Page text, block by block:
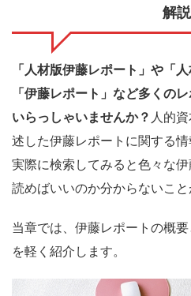
解説
「人材版伊藤レポート」や「
「伊藤レポート」など多くの
いらっしゃいませんか？ 人的
述した伊藤レポートに関する情
実際に検索してみると色々な
読めばいいのか分からないこと
当章では、伊藤レポートの概
を軽く紹介します。